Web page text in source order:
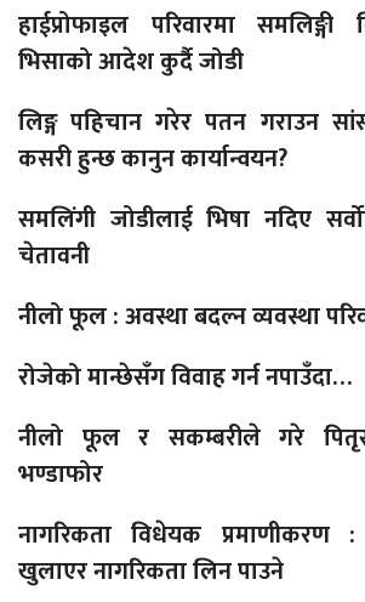
हाईप्रोफाइल परिवारमा समलिङ्गी
भिसाको आदेश कुर्दै जोडी
लिङ्ग पहिचान गरेर पतन गराउन
कसरी हुन्छ कानुन कार्यान्वयन?
समलिंगी जोडीलाई भिषा नदिए
चेतावनी
नीलो फूल : अवस्था बदल्न व्यवस्था
रोजेको मान्छेसँग विवाह गर्न नपाउँदा…
नीलो फूल र सकम्बरीले गरे
भण्डाफोर
नागरिकता विधेयक प्रमाणीकरण
खुलाएर नागरिकता लिन पाउने